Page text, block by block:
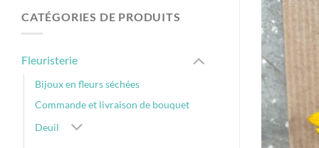
CATÉGORIES DE PRODUITS
Fleuristerie
Bijoux en fleurs séchées
Commande et livraison de bouquet
Deuil